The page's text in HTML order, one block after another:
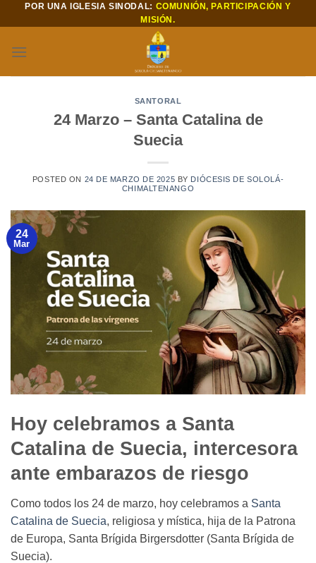
Saltar
al
POR UNA IGLESIA SINODAL: COMUNIÓN, PARTICIPACIÓN Y
MISIÓN.
SANTORAL
24 Marzo – Santa Catalina de
Suecia
POSTED ON 24 DE MARZO DE 2025 BY DIÓCESIS DE SOLOLÁ-
CHIMALTENANGO
24
Mar
Hoy celebramos a Santa
Catalina de Suecia, intercesora
ante embarazos de riesgo
Como todos los 24 de marzo, hoy celebramos a Santa
Catalina de Suecia, religiosa y mística, hija de la Patrona
de Europa, Santa Brígida Birgersdotter (Santa Brígida de
Suecia).